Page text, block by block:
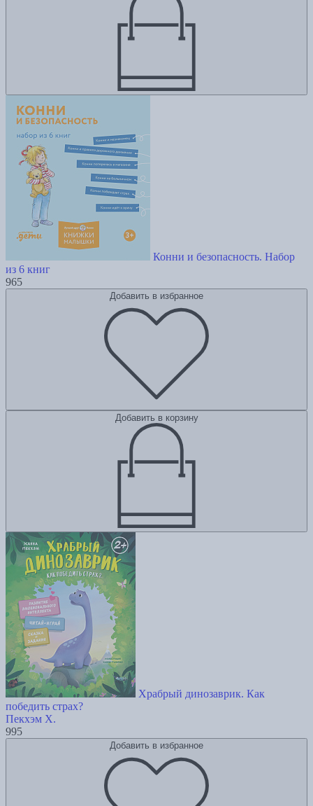
Конни и безопасность. Набор
из 6 книг
965
Добавить в избранное
Добавить в корзину
Храбрый динозаврик. Как
победить страх?
Пекхэм Х.
995
Добавить в избранное